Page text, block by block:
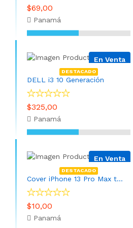
$69,00
Panamá
En Venta
DESTACADO
DELL i3 10 Generación
$325,00
Panamá
En Venta
DESTACADO
Cover iPhone 13 Pro Max telaraña
$10,00
Panamá